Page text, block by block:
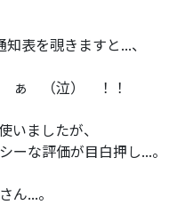
表を覗きますと...、
（泣） ！！
いましたが、
ーな評価が目白押し...。
ん...。